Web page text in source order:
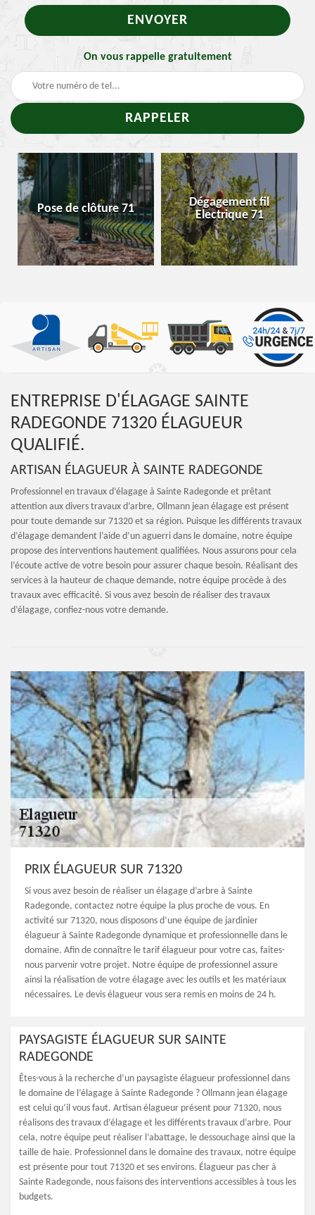
On vous rappelle gratuitement
Pose de clôture 71
Dégagement fil
Electrique 71
ENTREPRISE D'ÉLAGAGE SAINTE
RADEGONDE 71320 ÉLAGUEUR
QUALIFIÉ.
ARTISAN ÉLAGUEUR À SAINTE RADEGONDE
Professionnel en travaux d’élagage à Sainte Radegonde et prêtant
attention aux divers travaux d’arbre, Ollmann jean élagage est présent
pour toute demande sur 71320 et sa région. Puisque les différents travaux
d’élagage demandent l’aide d’un aguerri dans le domaine, notre équipe
propose des interventions hautement qualifiées. Nous assurons pour cela
l’écoute active de votre besoin pour assurer chaque besoin. Réalisant des
services à la hauteur de chaque demande, notre équipe procède à des
travaux avec efficacité. Si vous avez besoin de réaliser des travaux
d’élagage, confiez-nous votre demande.
PRIX ÉLAGUEUR SUR 71320
Si vous avez besoin de réaliser un élagage d’arbre à Sainte
Radegonde, contactez notre équipe la plus proche de vous. En
activité sur 71320, nous disposons d’une équipe de jardinier
élagueur à Sainte Radegonde dynamique et professionnelle dans le
domaine. Afin de connaître le tarif élagueur pour votre cas, faites-
nous parvenir votre projet. Notre équipe de professionnel assure
ainsi la réalisation de votre élagage avec les outils et les matériaux
nécessaires. Le devis élagueur vous sera remis en moins de 24 h.
PAYSAGISTE ÉLAGUEUR SUR SAINTE
RADEGONDE
Êtes-vous à la recherche d’un paysagiste élagueur professionnel dans
le domaine de l’élagage à Sainte Radegonde ? Ollmann jean élagage
est celui qu’il vous faut. Artisan élagueur présent pour 71320, nous
réalisons des travaux d’élagage et les différents travaux d’arbre. Pour
cela, notre équipe peut réaliser l’abattage, le dessouchage ainsi que la
taille de haie. Professionnel dans le domaine des travaux, notre équipe
est présente pour tout 71320 et ses environs. Élagueur pas cher à
Sainte Radegonde, nous faisons des interventions accessibles à tous les
budgets.